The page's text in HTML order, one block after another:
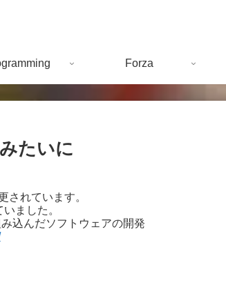
Forza
たいに
されています。
ました。
込んだソフトウェアの開発